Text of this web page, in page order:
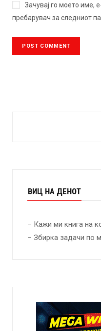
Зачувај го моето име,
пребарувач за следниот
ВИЦ НА ДЕНОТ
– Кажи ми книга на
– Збирка задачи по